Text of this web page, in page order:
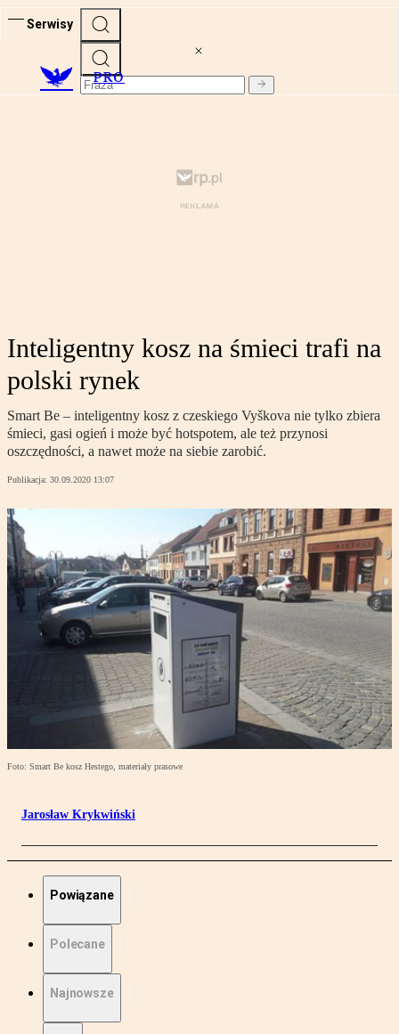
Serwisy
PRO
Inteligentny kosz na śmieci trafi na
polski rynek
Smart Be – inteligentny kosz z czeskiego Vyškova nie tylko zbiera
śmieci, gasi ogień i może być hotspotem, ale też przynosi
oszczędności, a nawet może na siebie zarobić.
Publikacja: 30.09.2020 13:07
Foto: Smart Be kosz Hestego, materiały prasowe
Jarosław Krykwiński
Powiązane
Polecane
Najnowsze